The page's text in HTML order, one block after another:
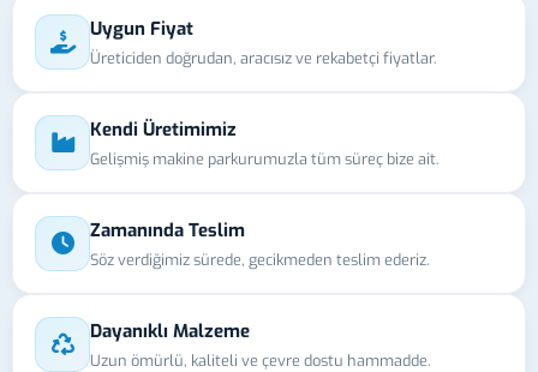
Uygun Fiyat
Üreticiden doğrudan, aracısız ve rekabetçi fiyatlar.
Kendi Üretimimiz
Gelişmiş makine parkurumuzla tüm süreç bize ait.
Zamanında Teslim
Söz verdiğimiz sürede, gecikmeden teslim ederiz.
Dayanıklı Malzeme
Uzun ömürlü, kaliteli ve çevre dostu hammadde.